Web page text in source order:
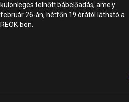
különleges felnőtt bábelőadás, amely
február 26-án, hétfőn 19 órától látható a
REÖK-ben.